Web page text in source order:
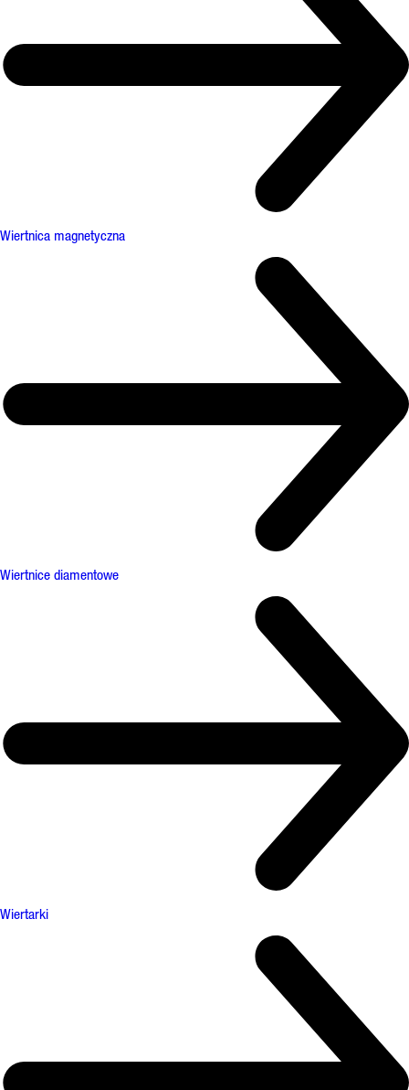
Wiertnica magnetyczna
Wiertnice diamentowe
Wiertarki